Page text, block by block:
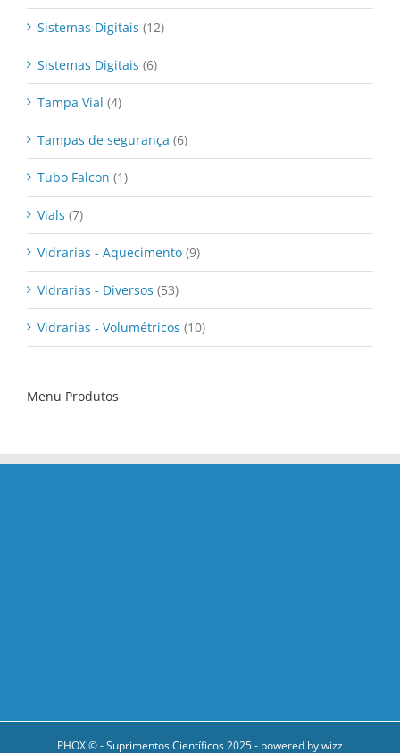
Sistemas Digitais (12)
Sistemas Digitais (6)
Tampa Vial (4)
Tampas de segurança (6)
Tubo Falcon (1)
Vials (7)
Vidrarias - Aquecimento (9)
Vidrarias - Diversos (53)
Vidrarias - Volumétricos (10)
Menu Produtos
PHOX © - Suprimentos Científicos 2025 - powered bywizz